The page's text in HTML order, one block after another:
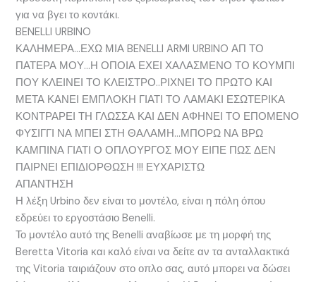
για να βγει το κοντάκι.
BENELLI URBINO
ΚΑΛΗΜΕΡΑ…ΕΧΩ ΜΙΑ BENELLI ARMI URBINO ΑΠ ΤΟ
ΠΑΤΕΡΑ ΜΟΥ…Η ΟΠΟΙΑ ΕΧΕΙ ΧΑΛΑΣΜΕΝΟ ΤΟ ΚΟΥΜΠΙ
ΠΟΥ ΚΛΕΙΝΕΙ ΤΟ ΚΛΕΙΣΤΡΟ..ΡΙΧΝΕΙ ΤΟ ΠΡΩΤΟ ΚΑΙ
ΜΕΤΑ ΚΑΝΕΙ ΕΜΠΛΟΚΗ ΓΙΑΤΙ ΤΟ ΛΑΜΑΚΙ ΕΣΩΤΕΡΙΚΑ
ΚΟΝΤΡΑΡΕΙ ΤΗ ΓΛΩΣΣΑ ΚΑΙ ΔΕΝ ΑΦΗΝΕΙ ΤΟ ΕΠΟΜΕΝΟ
ΦΥΣΙΓΓΙ ΝΑ ΜΠΕΙ ΣΤΗ ΘΑΛΑΜΗ…ΜΠΟΡΩ ΝΑ ΒΡΩ
ΚΑΜΠΙΝΑ ΓΙΑΤΙ Ο ΟΠΛΟΥΡΓΟΣ ΜΟΥ ΕΙΠΕ ΠΩΣ ΔΕΝ
ΠΑΙΡΝΕΙ ΕΠΙΔΙΟΡΘΩΣΗ !!! ΕΥΧΑΡΙΣΤΩ
ΑΠΑΝΤΗΣΗ
Η λέξη Urbino δεν είναι το μοντέλο, είναι η πόλη όπου
εδρεύει το εργοστάσιο Benelli.
Το μοντέλο αυτό της Benelli αναβίωσε με τη μορφή της
Beretta Vitoria και καλό είναι να δείτε αν τα ανταλλακτικά
της Vitoria ταιριάζουν στο οπλο σας, αυτό μπορει να δώσει